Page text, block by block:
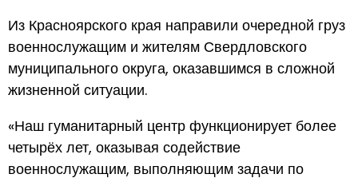
Из Красноярского края направили очередной груз
военнослужащим и жителям Свердловского
муниципального округа, оказавшимся в сложной
жизненной ситуации.
«Наш гуманитарный центр функционирует более
четырёх лет, оказывая содействие
военнослужащим, выполняющим задачи по